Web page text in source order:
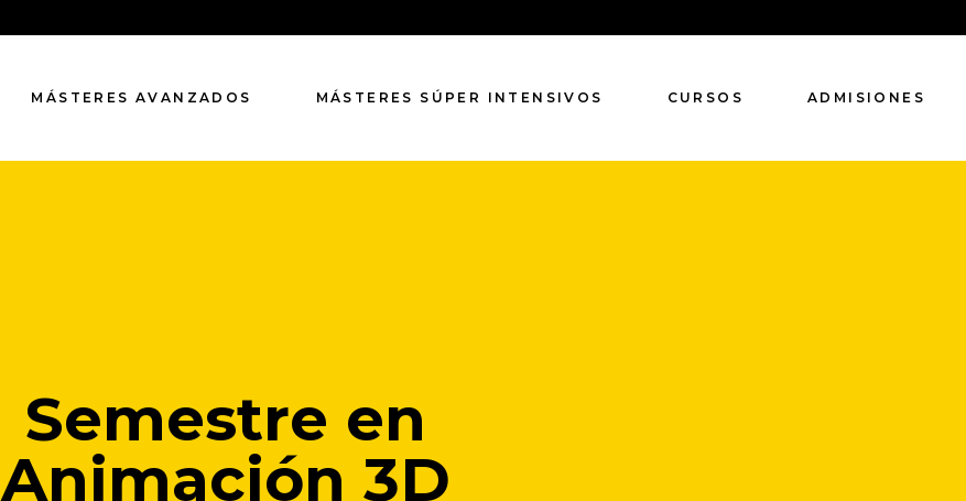
MÁSTERES AVANZADOS MÁSTERES SÚPER INTENSIVOS CURSOS ADMISIONES
Semestre en
Animación 3D